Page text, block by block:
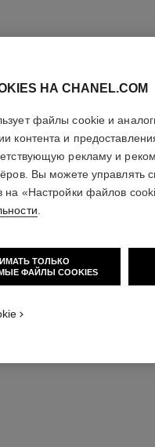
НА CHANEL.COM
файлы cookie и
контента и
рекламу и
Вы можете управлять
на «Настройки файлов
ТОЛЬКО
ФАЙЛЫ COOKIES